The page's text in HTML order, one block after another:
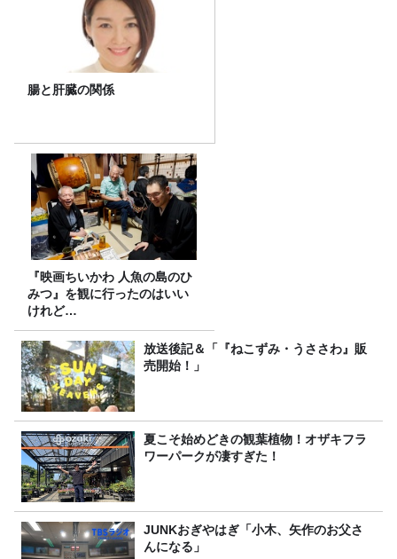
腸と肝臓の関係
『映画ちいかわ 人魚の島のひ
みつ』を観に行ったのはいい
けれど…
放送後記＆「『ねこずみ・うささわ』販
売開始！」
夏こそ始めどきの観葉植物！オザキフラ
ワーパークが凄すぎた！
JUNKおぎやはぎ「小木、矢作のお父さ
んになる」